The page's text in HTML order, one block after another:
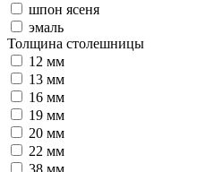
шпон ясеня
эмаль
Толщина столешницы
12 мм
13 мм
16 мм
19 мм
20 мм
22 мм
38 мм